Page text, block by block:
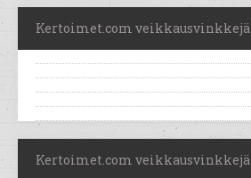
Kertoimet.com veikkausvinkkejä
Kertoimet.com veikkausvinkkejä